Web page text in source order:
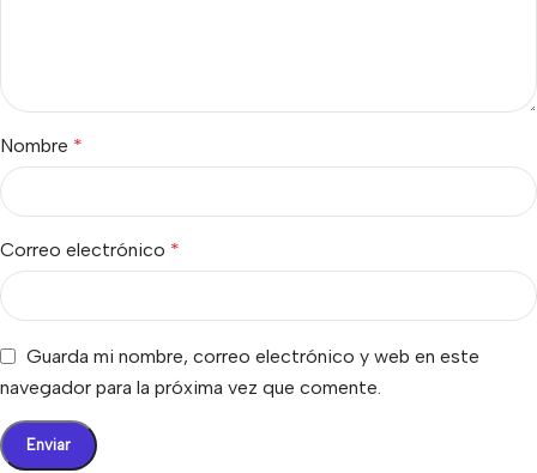
Nombre *
Correo electrónico *
Guarda mi nombre, correo electrónico y web en este
navegador para la próxima vez que comente.